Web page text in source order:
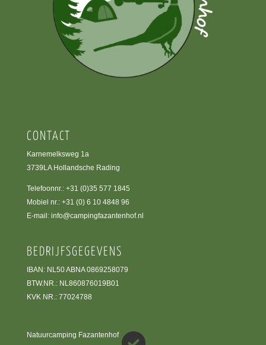
CONTACT
Karnemelksweg 1a
3739LA Hollandsche Rading
Telefoonnr.: +31 (0)35 577 1845
Mobiel nr.: +31 (0) 6 10 4848 96
E-mail: info@campingfazantenhof.nl
BEDRIJFSGEGEVENS
IBAN: NL50 ABNA 0869258079
BTW.NR.: NL860876019B01
KVK NR.: 77024788
Natuurcamping Fazantenhof